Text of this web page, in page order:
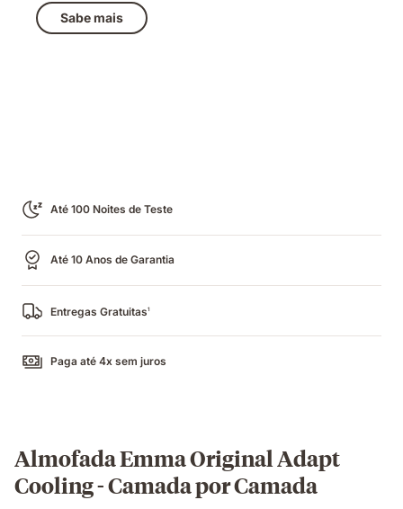
137,50 € original
250,00 €
Sabe mais
Até 100 Noites de Teste
Até 10 Anos de Garantia
Entregas Gratuitas1
Paga até 4x sem juros
Almofada Emma Original Adapt
Cooling - Camada por Camada